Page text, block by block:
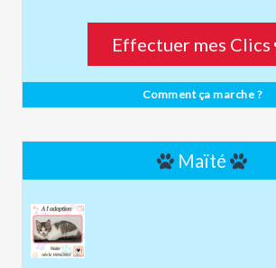
Effectuer mes Clics
Comment ça marche ?
Maïté